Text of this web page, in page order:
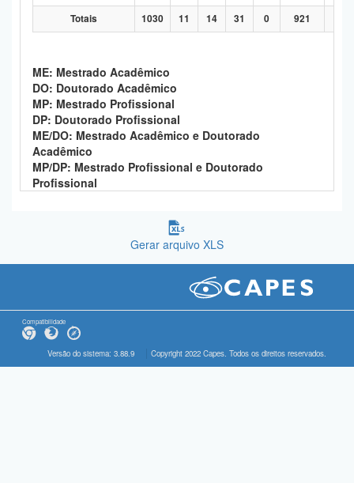
Totais 1030 11 14 31 0 921
ME: Mestrado Acadêmico
DO: Doutorado Acadêmico
MP: Mestrado Profissional
DP: Doutorado Profissional
ME/DO: Mestrado Acadêmico e Doutorado
Acadêmico
MP/DP: Mestrado Profissional e Doutorado
Profissional
Gerar arquivo XLS
Compatibilidade
Versão do sistema: 3.88.9 Copyright 2022 Capes. Todos os direitos reservados.